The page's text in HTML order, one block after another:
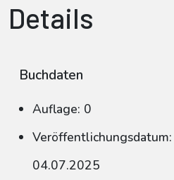
Details
Buchdaten
Auflage: 0
Veröffentlichungsdatum:
04.07.2025